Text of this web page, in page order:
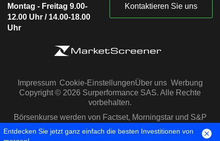
Montag - Freitag 9.00-
12.00 Uhr / 14.00-18.00
Uhr
Kontaktieren Sie uns
Impressum Cookie-EinstellungenÜber uns Werbung
Copyright © 2026 Surperformance SAS. Alle Rechte
vorbehalten.
Börsenkurse werden von Factset, Morningstar und S&P
Capital IQ zur Verfügung gestellt
Entdecken Sie jetzt ganz einfach die besten Investitionen von